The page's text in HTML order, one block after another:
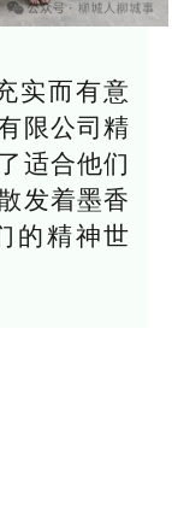
实而有意
限公司精
适合他们
发着墨香
的精神世